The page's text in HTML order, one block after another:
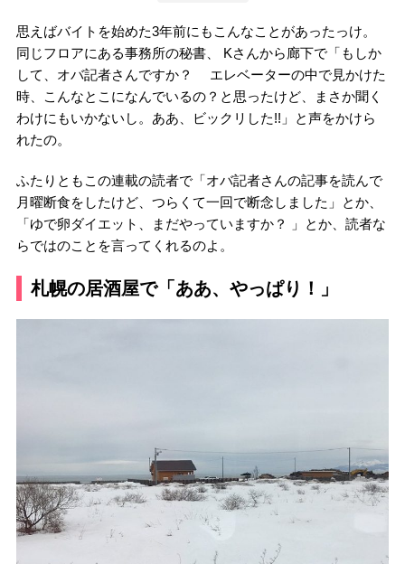
思えばバイトを始めた3年前にもこんなことがあったっけ。
同じフロアにある事務所の秘書、 Kさんから廊下で「もしか
して、オバ記者さんですか？ エレベーターの中で見かけた
時、こんなとこになんでいるの？と思ったけど、まさか聞く
わけにもいかないし。ああ、ビックリした!!」と声をかけら
れたの。
ふたりともこの連載の読者で「オバ記者さんの記事を読んで
月曜断食をしたけど、つらくて一回で断念しました」とか、
「ゆで卵ダイエット、まだやっていますか？ 」とか、読者な
らではのことを言ってくれるのよ。
札幌の居酒屋で「ああ、やっぱり！」